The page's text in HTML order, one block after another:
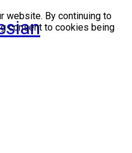
website. By continuing to
consent to cookies being